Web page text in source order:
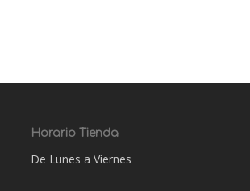
Horario Tienda
De Lunes a Viernes